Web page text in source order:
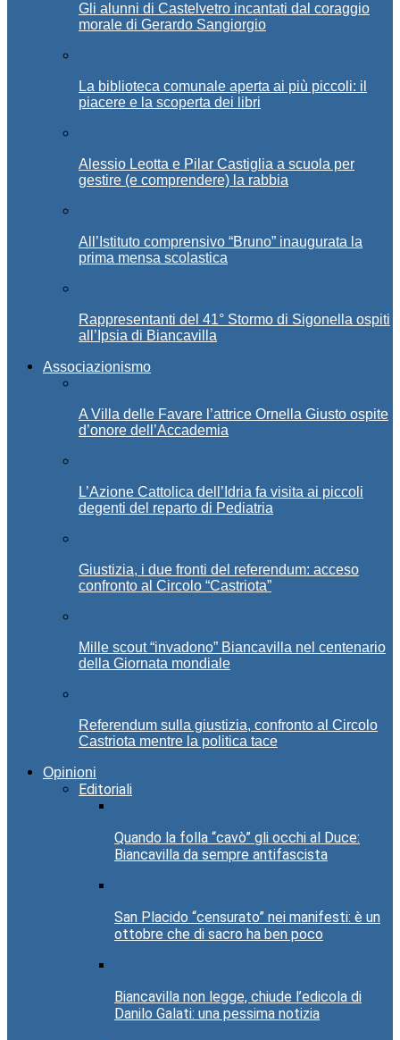
Gli alunni di Castelvetro incantati dal coraggio
morale di Gerardo Sangiorgio
La biblioteca comunale aperta ai più piccoli: il
piacere e la scoperta dei libri
Alessio Leotta e Pilar Castiglia a scuola per
gestire (e comprendere) la rabbia
All’Istituto comprensivo “Bruno” inaugurata la
prima mensa scolastica
Rappresentanti del 41° Stormo di Sigonella ospiti
all’Ipsia di Biancavilla
Associazionismo
A Villa delle Favare l’attrice Ornella Giusto ospite
d’onore dell’Accademia
L’Azione Cattolica dell’Idria fa visita ai piccoli
degenti del reparto di Pediatria
Giustizia, i due fronti del referendum: acceso
confronto al Circolo “Castriota”
Mille scout “invadono” Biancavilla nel centenario
della Giornata mondiale
Referendum sulla giustizia, confronto al Circolo
Castriota mentre la politica tace
Opinioni
Editoriali
Quando la folla “cavò” gli occhi al Duce:
Biancavilla da sempre antifascista
San Placido “censurato” nei manifesti: è un
ottobre che di sacro ha ben poco
Biancavilla non legge, chiude l’edicola di
Danilo Galati: una pessima notizia